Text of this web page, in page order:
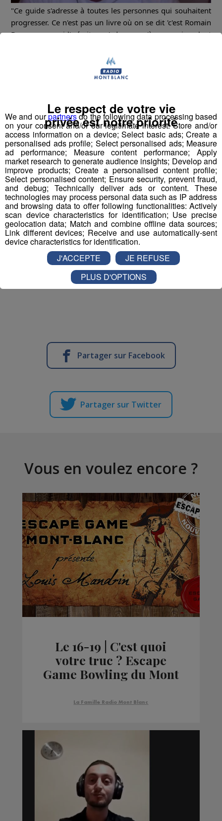
"Ce guide s'adresse à toutes les personnes qui souhaitent
progresser. Ce n'est pas un livre où on se dit 'c'est Romain
Desgranges qui l'a écrit, ça s'adresse qu'à ceux qui veulent
, multiple champion d'Europe et de
France d'escalade et multiple vainqueur de la coupe du
monde d'escalade, était en direct sur
nouveau livre ; Solide
Rediffusion de l'interview du 3 novembre 2020
Partager sur Facebook
Partager sur Twitter
Vous en voulez encore ?
Le 16-19 | C'est quoi
votre truc ? Escape
Game Bowling du Mont
La Famille Radio Mont Blanc
We and ourpartnersdo the following data processing based
on your consent and/or our legitimate interest: Store and/or
access information on a device; Select basic ads; Create a
personalised ads profile; Select personalised ads; Measure
ad performance; Measure content performance; Apply
market research to generate audience insights; Develop and
improve products; Create a personalised content profile;
Select personalised content; Ensure security, prevent fraud,
and debug; Technically deliver ads or content. These
technologies may process personal data such as IP address
and browsing data to offer following functionalities: Actively
scan device characteristics for identification; Use precise
geolocation data; Match and combine offline data sources;
Link different devices; Receive and use automatically-sent
device characteristics for identification.
Le respect de votre vie
privée est notre priorité
J'ACCEPTE
JE REFUSE
PLUS D'OPTIONS